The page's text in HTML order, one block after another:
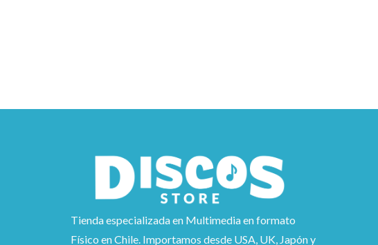
Tienda especializada en Multimedia en formato
Físico en Chile. Importamos desde USA, UK, Japón y